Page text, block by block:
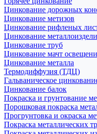
Цинкование дорожных
Цинкование метизов
Цинкование рифленых
Цинкование
Цинкование труб
Цинкование мачт
Цинкование металла
Термодиффузия (ТДЦ)
Гальваническое
Цинкование балок
Покраска и грунтование
Порошковая покраска
Прогрунтовка и окраска
Покраска металлических